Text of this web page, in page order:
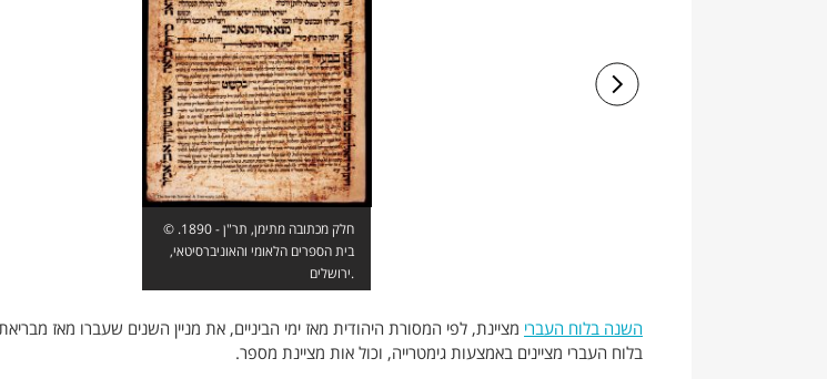
חלק מכתובה מתימן, תר"ן - 1890. ©
בית הספרים הלאומי והאוניברסיטאי,
ירושלים.
השנה בלוח העברי מציינת, לפי המסורת היהודית מאז ימי הביניים, את מניין השנים שעברו מאז
בלוח העברי מציינים באמצעות גימטרייה, וכול אות מציינת מספר.